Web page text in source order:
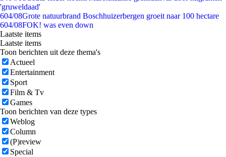
'gruweldaad'
604/08Grote natuurbrand Boschhuizerbergen groeit naar 100 hectare
604/08FOK! was even down
Laatste items
Laatste items
Toon berichten uit deze thema's
Actueel
Entertainment
Sport
Film & Tv
Games
Toon berichten van deze types
Weblog
Column
(P)review
Special